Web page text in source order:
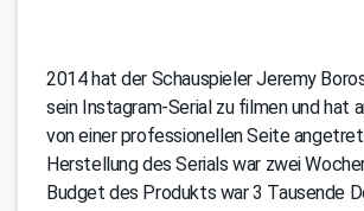
2014 hat der Schauspieler Jeremy
sein Instagram-Serial zu filmen und hat
von einer professionellen Seite
Herstellung des Serials war zwei
Budget des Produkts war 3 Tausende